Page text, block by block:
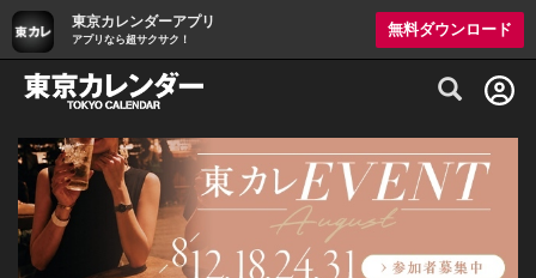
東京カレンダーアプリ
アプリなら超サクサク！
無料ダウンロード
グルメ情報・プレミアムレストラン予約